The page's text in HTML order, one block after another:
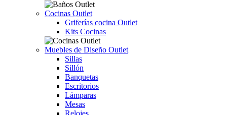
Cocinas Outlet
Griferías cocina Outlet
Kits Cocinas
Muebles de Diseño Outlet
Sillas
Sillón
Banquetas
Escritorios
Lámparas
Mesas
Relojes